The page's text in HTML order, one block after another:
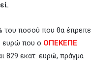
του ποσού που θα έπρεπε
ευρώ που ο ΟΠΕΚΕΠΕ
829 εκατ. ευρώ, πράγμα